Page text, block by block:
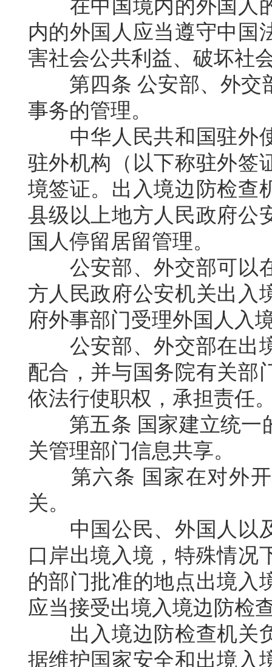
在中国境内的外国人
内的外国人应当遵守中国
害社会公共利益、破坏社
第四条 公安部、外交
事务的管理。
中华人民共和国驻外
驻外机构（以下称驻外签
境签证。出入境边防检查
县级以上地方人民政府公
国人停留居留管理。
公安部、外交部可以
方人民政府公安机关出入
府外事部门受理外国人入
公安部、外交部在出
配合，并与国务院有关部
依法行使职权，承担责任
第五条 国家建立统一
关管理部门信息共享。
第六条 国家在对外
关。
中国公民、外国人以
口岸出境入境，特殊情况
的部门批准的地点出境入
应当接受出境入境边防检
出入境边防检查机关
据维护国家安全和出境入